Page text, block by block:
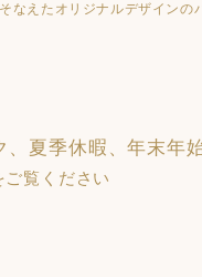
なえたオリジナルデザイン
、夏季休暇、年末年
ご覧ください